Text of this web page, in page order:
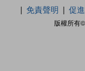
版權所有
免責聲明
促